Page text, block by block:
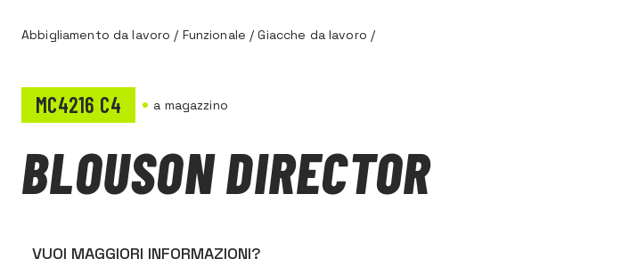
Abbigliamento da lavoro / Funzionale /Giacche da lavoro /
MC4216 C4 a magazzino
BLOUSON DIRECTOR
VUOI MAGGIORI INFORMAZIONI?